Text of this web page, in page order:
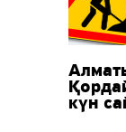
күн